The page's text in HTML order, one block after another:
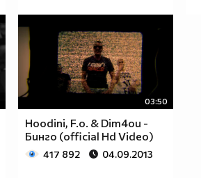
03:50
Hoodini, F.o. & Dim4ou -
Бинго (official Hd Video)
417 892 04.09.2013